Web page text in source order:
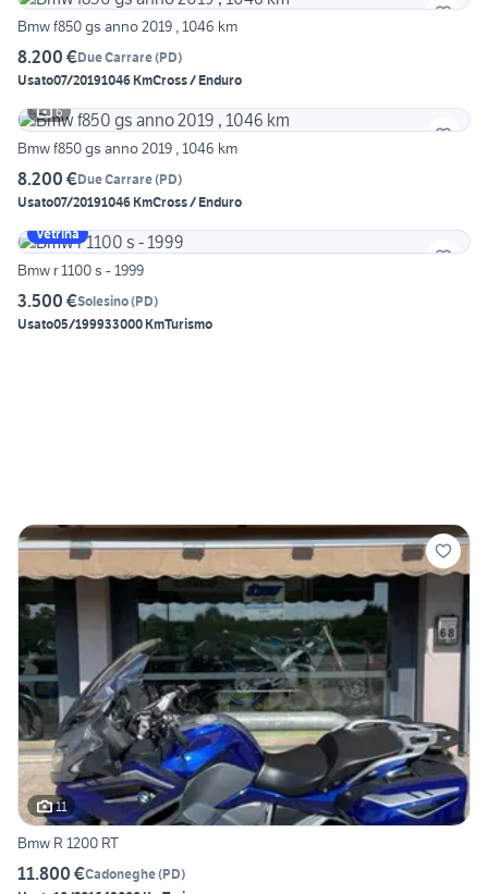
Bmw f850 gs anno 2019 , 1046 km
8.200 €Due Carrare(PD)
Usato07/20191046 KmCross / Enduro
6
Bmw f850 gs anno 2019 , 1046 km
8.200 €Due Carrare(PD)
Usato07/20191046 KmCross / Enduro
Vetrina
Bmw r 1100 s - 1999
3.500 €Solesino(PD)
Usato05/199933000 KmTurismo
11
Bmw R 1200 RT
11.800 €Cadoneghe(PD)